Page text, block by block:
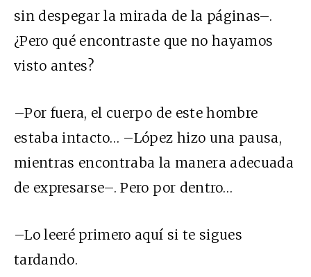
sin despegar la mirada de la páginas–.
¿Pero qué encontraste que no hayamos
visto antes?
–Por fuera, el cuerpo de este hombre
estaba intacto… –López hizo una pausa,
mientras encontraba la manera adecuada
de expresarse–. Pero por dentro…
–Lo leeré primero aquí si te sigues
tardando.